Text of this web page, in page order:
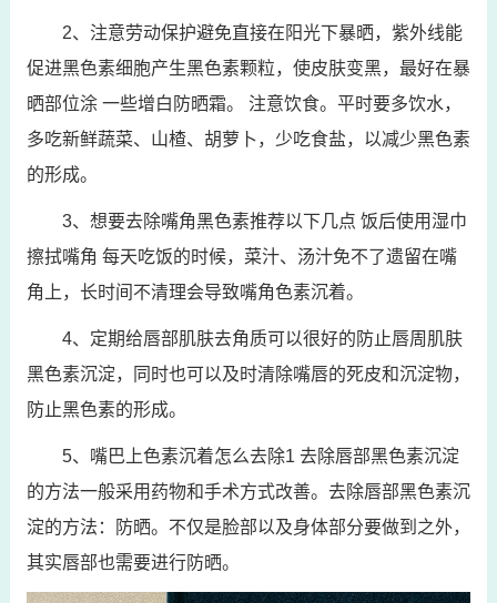
2、注意劳动保护避免直接在阳光下暴晒，紫外线能
促进黑色素细胞产生黑色素颗粒，使皮肤变黑，最好在暴
晒部位涂 一些增白防晒霜。 注意饮食。平时要多饮水，
多吃新鲜蔬菜、山楂、胡萝卜，少吃食盐，以减少黑色素
的形成。
3、想要去除嘴角黑色素推荐以下几点 饭后使用湿巾
擦拭嘴角 每天吃饭的时候，菜汁、汤汁免不了遗留在嘴
角上，长时间不清理会导致嘴角色素沉着。
4、定期给唇部肌肤去角质可以很好的防止唇周肌肤
黑色素沉淀，同时也可以及时清除嘴唇的死皮和沉淀物，
防止黑色素的形成。
5、嘴巴上色素沉着怎么去除1 去除唇部黑色素沉淀
的方法一般采用药物和手术方式改善。去除唇部黑色素沉
淀的方法：防晒。不仅是脸部以及身体部分要做到之外，
其实唇部也需要进行防晒。